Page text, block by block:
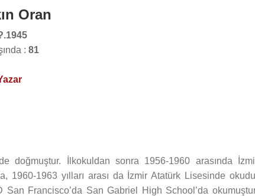
Oran
: 81
doğmuştur. İlkokuldan sonra 1956-1960 arasında
1960-1963 yılları arası da İzmir Atatürk Lisesinde
San Francisco’da San Gabriel High School’da